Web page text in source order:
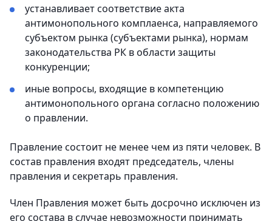
устанавливает соответствие акта
антимонопольного комплаенса, направляемого
субъектом рынка (субъектами рынка), нормам
законодательства РК в области защиты
конкуренции;
иные вопросы, входящие в компетенцию
антимонопольного органа согласно положению
о правлении.
Правление состоит не менее чем из пяти человек. В
состав правления входят председатель, члены
правления и секретарь правления.
Член Правления может быть досрочно исключен из
его состава в случае невозможности принимать